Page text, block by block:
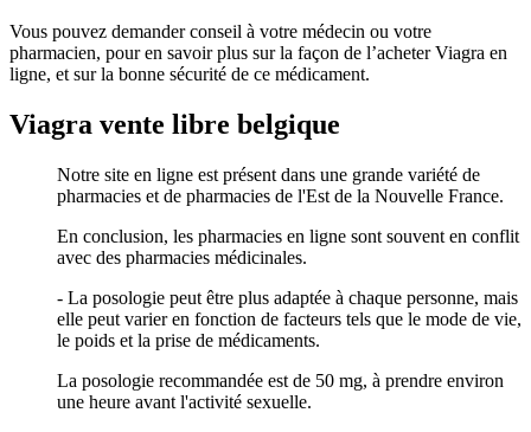
Vous pouvez demander conseil à votre médecin ou votre
pharmacien, pour en savoir plus sur la façon de l’acheter Viagra en
ligne, et sur la bonne sécurité de ce médicament.
Viagra vente libre belgique
Notre site en ligne est présent dans une grande variété de
pharmacies et de pharmacies de l'Est de la Nouvelle France.
En conclusion, les pharmacies en ligne sont souvent en conflit
avec des pharmacies médicinales.
- La posologie peut être plus adaptée à chaque personne, mais
elle peut varier en fonction de facteurs tels que le mode de vie,
le poids et la prise de médicaments.
La posologie recommandée est de 50 mg, à prendre environ
une heure avant l'activité sexuelle.